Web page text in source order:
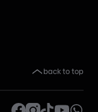
back to top